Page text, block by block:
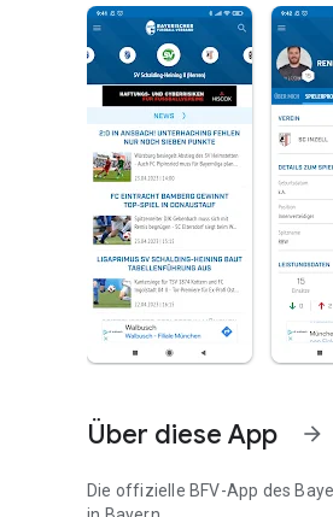
Über diese App arrow_forward
Die offizielle BFV-App des